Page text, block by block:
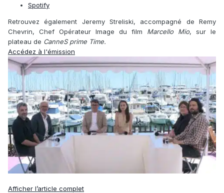
Spotify
Retrouvez également Jeremy Streliski, accompagné de Remy
Chevrin, Chef Opérateur Image du film Marcello Mio, sur le
plateau de CanneS prime Time.
Accédez à l'émission
Afficher l’article complet